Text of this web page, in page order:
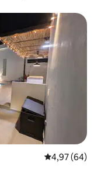
Vlerësimi
4,97 (64)